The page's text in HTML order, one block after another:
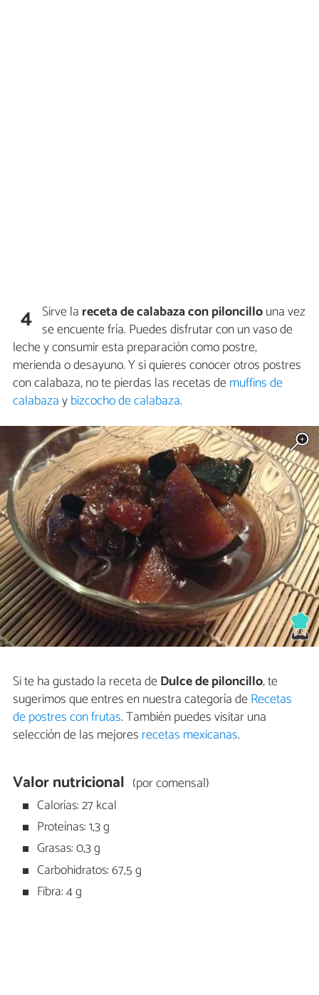
4 Sirve la receta de calabaza con piloncillouna vez
se encuente fría. Puedes disfrutar con un vaso de
leche y consumir esta preparación como postre,
merienda o desayuno. Y si quieres conocer otros postres
con calabaza, no te pierdas las recetas demuffins de
calabazaybizcocho de calabaza.
Si te ha gustado la receta deDulce de piloncillo, te
sugerimos que entres en nuestra categoría deRecetas
de postres con frutas. También puedes visitar una
selección de las mejores recetas mexicanas.
Valor nutricional (por comensal)
Calorías: 27 kcal
Proteínas: 1,3 g
Grasas: 0,3 g
Carbohidratos: 67,5 g
Fibra: 4 g